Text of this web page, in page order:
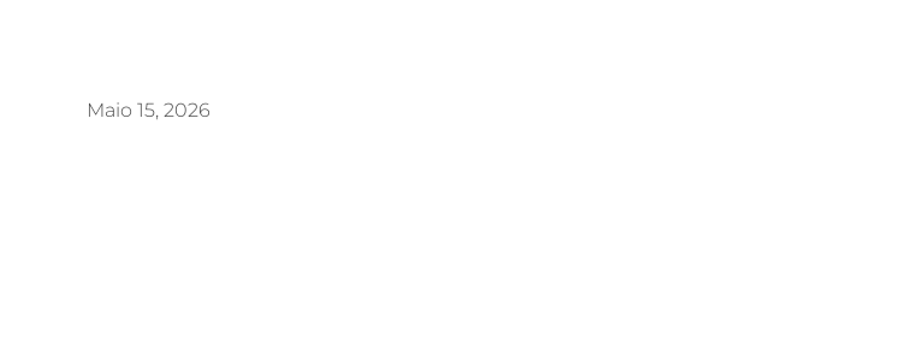
Maio 15, 2026